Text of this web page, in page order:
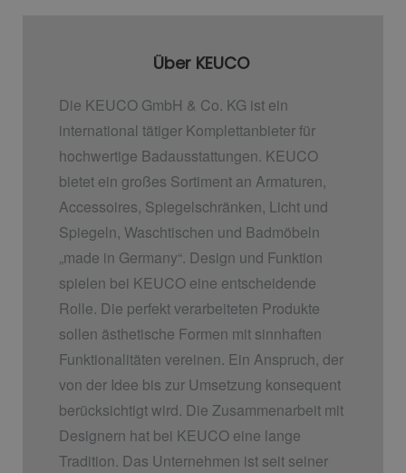
Über KEUCO
Die KEUCO GmbH & Co. KG ist ein
international tätiger Komplettanbieter für
hochwertige Badausstattungen. KEUCO
bietet ein großes Sortiment an Armaturen,
Accessoires, Spiegelschränken, Licht und
Spiegeln, Waschtischen und Badmöbeln
„made in Germany“. Design und Funktion
spielen bei KEUCO eine entscheidende
Rolle. Die perfekt verarbeiteten Produkte
sollen ästhetische Formen mit sinnhaften
Funktionalitäten vereinen. Ein Anspruch, der
von der Idee bis zur Umsetzung konsequent
berücksichtigt wird. Die Zusammenarbeit mit
Designern hat bei KEUCO eine lange
Tradition. Das Unternehmen ist seit seiner